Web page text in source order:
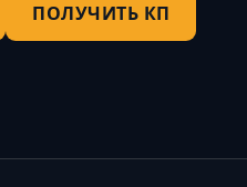
ПОЛУЧИТЬ КП